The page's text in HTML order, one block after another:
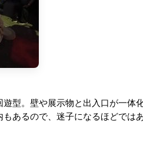
型。壁や展示物と出入口が一体
あるので、迷子になるほどでは